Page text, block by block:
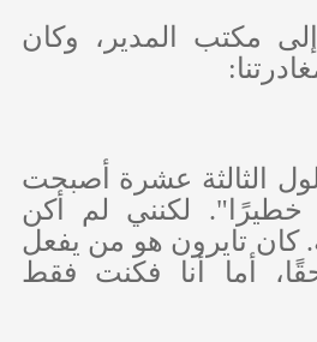
مكتب المدير، وكان
الثالثة عشرة أصبحت
لكنني لم أكن
كان تايرون هو من يفعل
حقًا، أما أنا فكنت فقط